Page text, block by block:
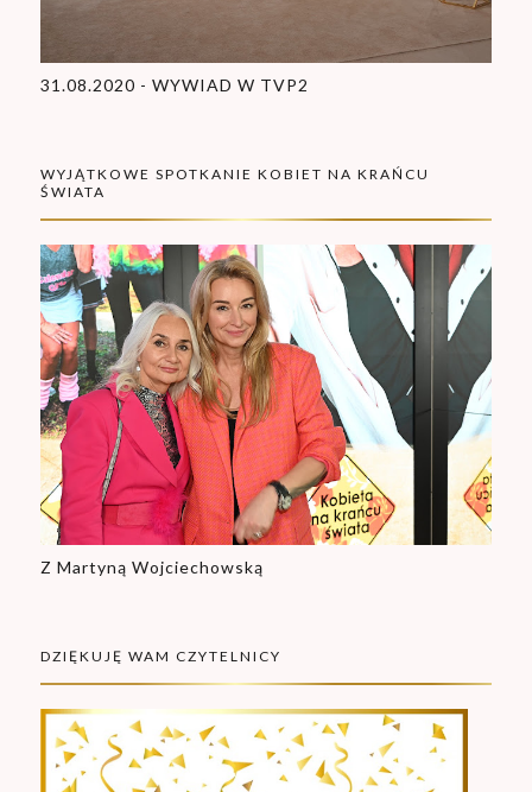
31.08.2020 - WYWIAD W TVP2
WYJĄTKOWE SPOTKANIE KOBIET NA KRAŃCU
ŚWIATA
Z Martyną Wojciechowską
DZIĘKUJĘ WAM CZYTELNICY